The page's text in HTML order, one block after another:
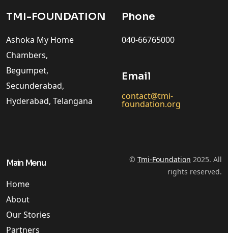
TMI-FOUNDATION
Ashoka My Home
Chambers,
Begumpet,
Secunderabad,
Hyderabad, Telangana
Phone
040-66765000
Email
contact@tmi-
foundation.org
Main Menu
Home
About
Our Stories
Partners
© Tmi-Foundation 2025. All
rights reserved.